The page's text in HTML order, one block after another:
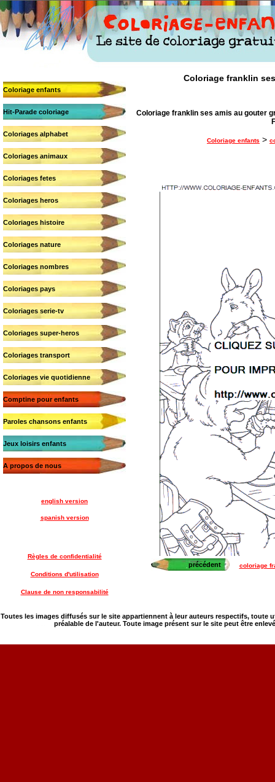
Coloriage enfants
Hit-Parade coloriage
Coloriages alphabet
Coloriages animaux
Coloriages fetes
Coloriages heros
Coloriages histoire
Coloriages nature
Coloriages nombres
Coloriages pays
Coloriages serie-tv
Coloriages super-heros
Coloriages transport
Coloriages vie quotidienne
Comptine pour enfants
Paroles chansons enfants
Jeux loisirs enfants
A propos de nous
english version
spanish version
Règles de confidentialité
Conditions d'utilisation
Clause de non responsabilité
Coloriage franklin
Coloriage franklin ses amis au gouter
Coloriage enfants >
précédent coloriage
Toutes les images diffusés sur le site appartiennent à leur auteurs respectifs,
préalable de l'auteur. Toute image présent sur le site peut être